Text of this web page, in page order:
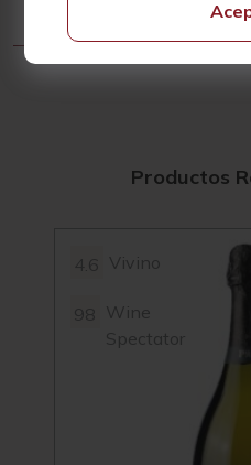
Productos
Vivino
Wine
Spectator